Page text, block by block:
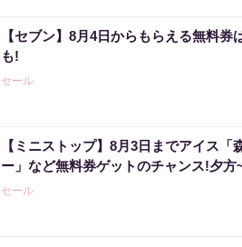
【セブン】8月4日からもらえる無料
も!
セール
【ミニストップ】8月3日までアイス
ー」など無料券ゲットのチャンス!夕方
セール